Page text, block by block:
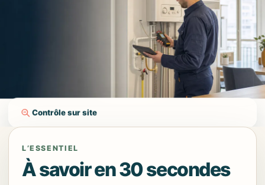
Contrôle sur site
L’ESSENTIEL
À savoir en 30 secondes